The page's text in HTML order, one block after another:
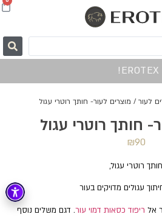
לעור / מוצרים לעור- חותך רוטרי עגול
חותך רוטרי עגול
₪90
חותך רוטרי עגול,
עגולים מדויקים בעור
אל ריפוד כסאות דמוי עור. דגם משלים נוסף